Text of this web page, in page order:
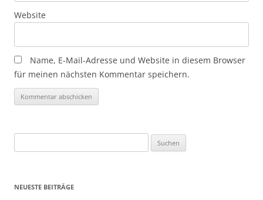
Website
Name, E-Mail-Adresse und Website in diesem Browser
für meinen nächsten Kommentar speichern.
nach:
NEUESTE BEITRÄGE